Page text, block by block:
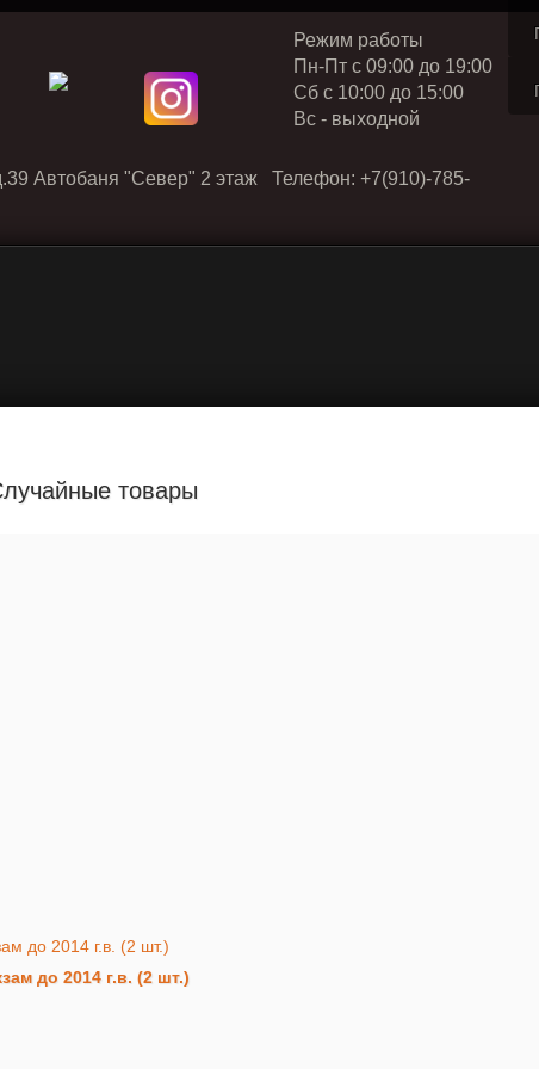
Режим работы
Пн-Пт с 09:00 до 19:00
Cб с 10:00 до 15:00
Вс - выходной
Автобаня "Север" 2 этаж Телефон: +7(910)-785-
товары
до 2014 г.в. (2 шт.)